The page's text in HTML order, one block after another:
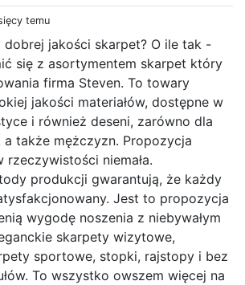
temu
dobrej jakości skarpet? O ile tak -
się z asortymentem skarpet który
firma Steven. To towary
jakości materiałów, dostępne w
i również deseni, zarówno dla
także mężczyzn. Propozycja
niemała.
produkcji gwarantują, że każdy
Jest to propozycja
wygodę noszenia z niebywałym
skarpety wizytowe,
sportowe, stopki, rajstopy i bez
To wszystko owszem więcej na